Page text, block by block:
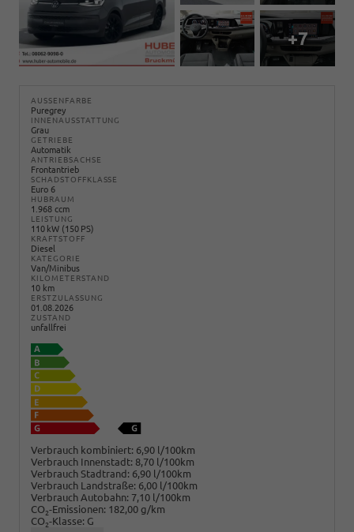
+7
AUSSENFARBE
Puregrey
INNENAUSSTATTUNG
Grau
GETRIEBE
Automatik
ANTRIEBSACHSE
Frontantrieb
SCHADSTOFFKLASSE
Euro 6
HUBRAUM
1.968 ccm
LEISTUNG
110 kW (150 PS)
KRAFTSTOFF
Diesel
KATEGORIE
Van/Minibus
KILOMETERSTAND
10 km
ERSTZULASSUNG
01.08.2026
ZUSTAND
unfallfrei
Verbrauch kombiniert: 6,90 l/100km
Verbrauch Innenstadt: 8,70 l/100km
Verbrauch Stadtrand: 6,90 l/100km
Verbrauch Landstraße: 6,00 l/100km
Verbrauch Autobahn: 7,10 l/100km
CO2-Emissionen: 182,00 g/km
CO2-Klasse: G